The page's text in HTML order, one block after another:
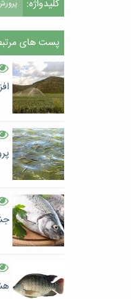
کلیدواژه:
پست های
افزایش 17